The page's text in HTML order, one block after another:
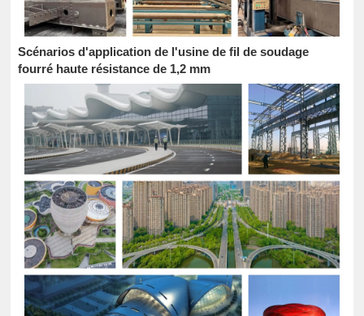
Scénarios d'application de l'usine de fil de soudage
fourré haute résistance de 1,2 mm